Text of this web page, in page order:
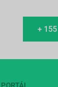
+